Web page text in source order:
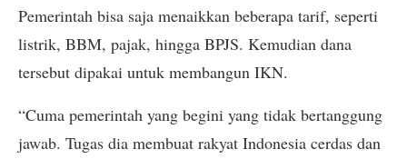
Pemerintah bisa saja menaikkan beberapa tarif, seperti
listrik, BBM, pajak, hingga BPJS. Kemudian dana
tersebut dipakai untuk membangun IKN.
“Cuma pemerintah yang begini yang tidak bertanggung
jawab. Tugas dia membuat rakyat Indonesia cerdas dan